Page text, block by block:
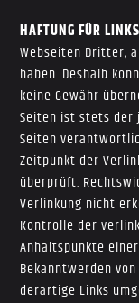
HAFTUNG FÜR LINKS
Webseiten Dritter,
haben. Deshalb
keine Gewähr
Seiten ist stets
Seiten
Zeitpunkt der
überprüft.
Verlinkung nicht
Kontrolle der
Anhaltspunkte
Bekanntwerden
derartige Links